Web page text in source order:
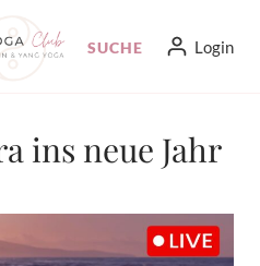
SUCHE Login
ins neue Jahr